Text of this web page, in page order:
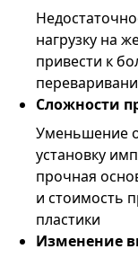
нагрузку на
привести к
Сложности
Уменьшение
установку
прочная
и стоимость
пластики
Изменение